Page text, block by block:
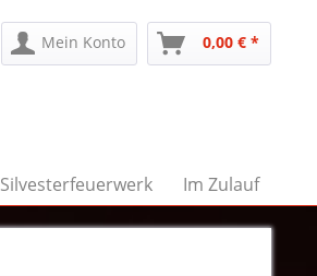
Mein Konto 0,00 € *
Silvesterfeuerwerk Im Zulauf